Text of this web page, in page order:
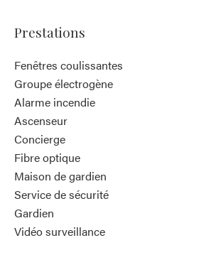
Prestations
Fenêtres coulissantes
Groupe électrogène
Alarme incendie
Ascenseur
Concierge
Fibre optique
Maison de gardien
Service de sécurité
Gardien
Vidéo surveillance